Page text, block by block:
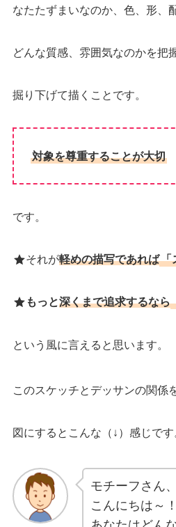
なたたずまいなのか、色、形、
どんな質感、雰囲気なのかを把
掘り下げて描くことです。
対象を尊重することが大切
です。
それが軽めの描写であれば「
もっと深くまで追求するなら
という風に言えると思います。
このスケッチとデッサンの関係
図にするとこんな（↓）感じで
モチーフさん、
こんにちは～！